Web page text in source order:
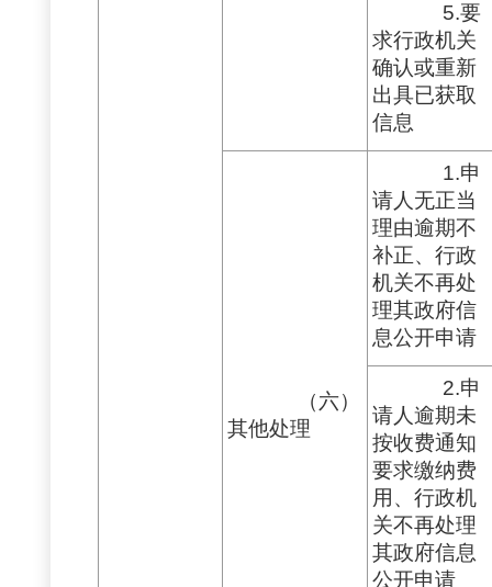
5.要
求行政机关
确认或重新
出具已获取
信息
（六）
其他处理
1.申
请人无正当
理由逾期不
补正、行政
机关不再处
理其政府信
息公开申请
2.申
请人逾期未
按收费通知
要求缴纳费
用、行政机
关不再处理
其政府信息
公开申请